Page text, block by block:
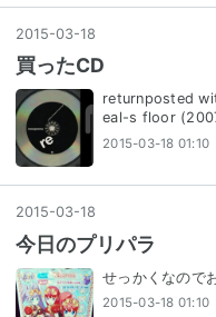
2015-03-18
買ったCD
returnposted
eal-s floor
2015-03-18 01:10
2015-03-18
今日のプリパラ
せっかくなので
2015-03-18 01:10